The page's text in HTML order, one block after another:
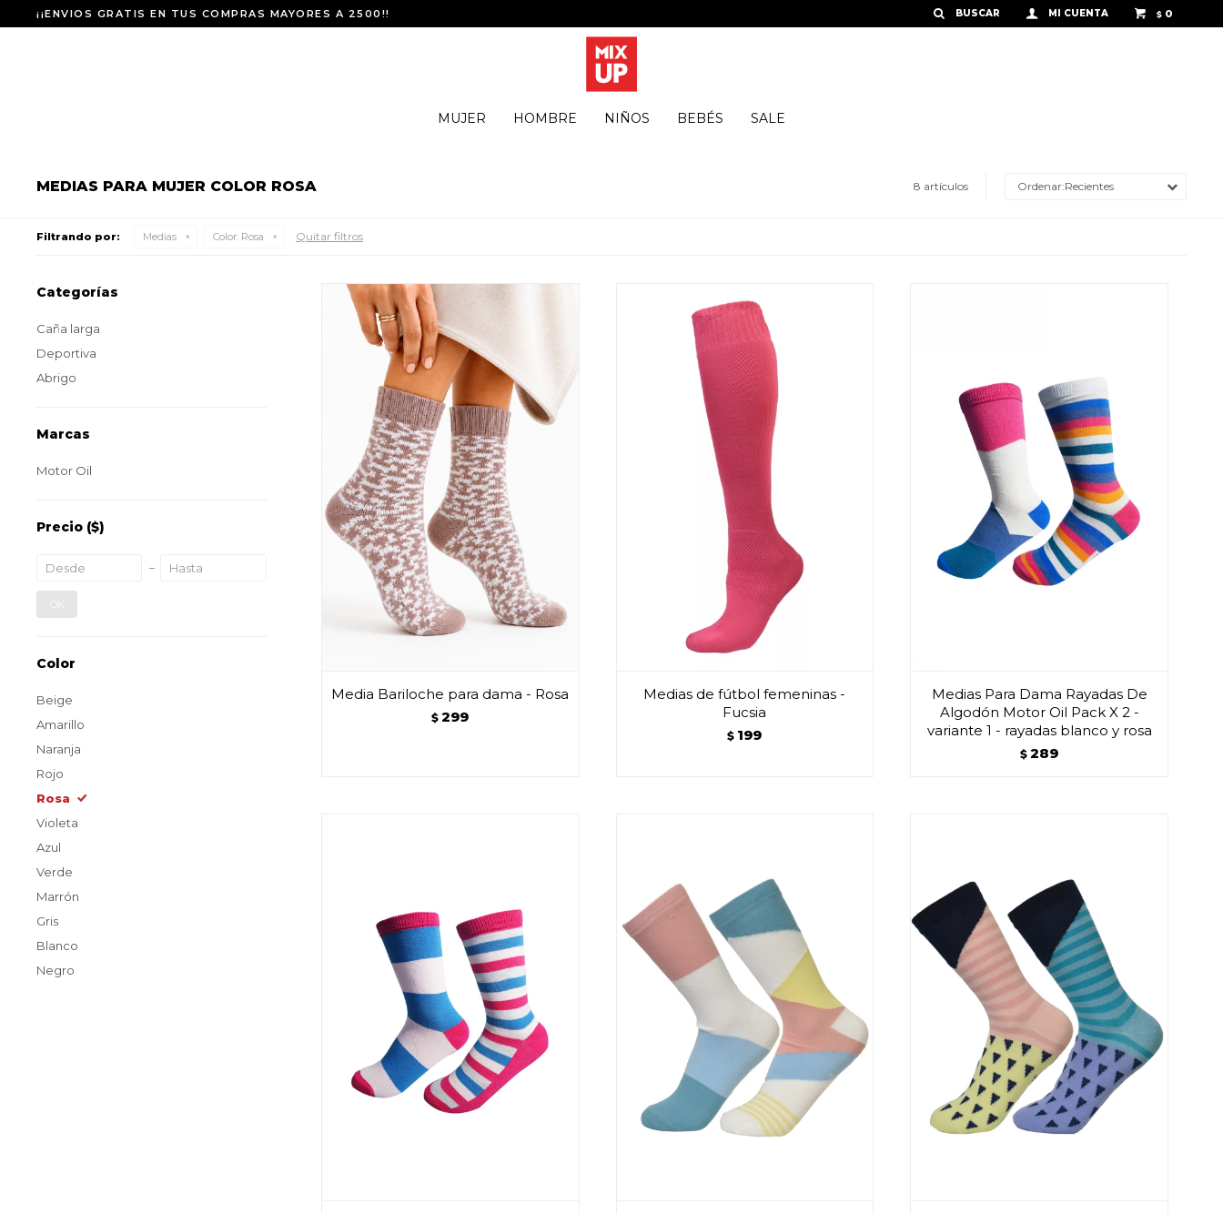
MUJER HOMBRE NIÑOS BEBÉS SALE
$ 0
¡¡ENVIOS GRATIS EN TUS COMPRAS MAYORES A 2500!!
MEDIAS PARA MUJER COLOR ROSA 8 artículos Recientes
Filtrando por: Medias Color: Rosa Quitar filtros
Media Bariloche para dama - Rosa
$ 299
Medias de fútbol femeninas -
Fucsia
$ 199
Medias Para Dama Rayadas De
Algodón Motor Oil Pack X 2 -
variante 1 - rayadas blanco y rosa
$ 289
Categorías
Caña larga
Deportiva
Abrigo
Marcas
Motor Oil
Precio ($)
OK
Color
Beige
Amarillo
Naranja
Rojo
Rosa
Violeta
Azul
Verde
Marrón
Gris
Blanco
Negro